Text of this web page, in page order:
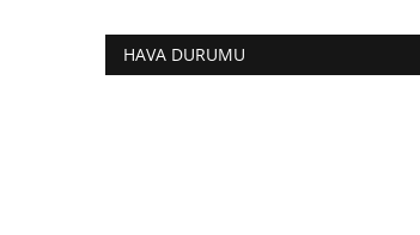
HAVA DURUMU